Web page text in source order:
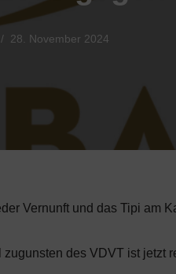
28. November 2024
Vernunft und das Tipi am
zugunsten des VDVT ist jetzt